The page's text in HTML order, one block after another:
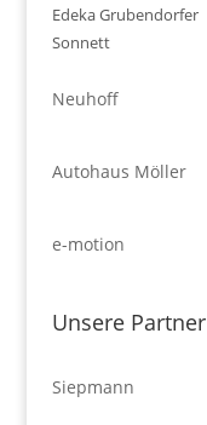
Edeka Grubendorfer
Sonnett
Neuhoff
Autohaus Möller
e-motion
Unsere Partner
Siepmann